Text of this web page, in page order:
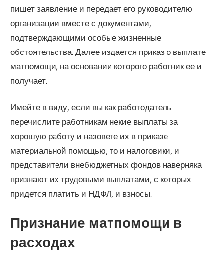
пишет заявление и передает его руководителю
организации вместе с документами,
подтверждающими особые жизненные
обстоятельства. Далее издается приказ о выплате
матпомощи, на основании которого работник ее и
получает.
Имейте в виду, если вы как работодатель
перечислите работникам некие выплаты за
хорошую работу и назовете их в приказе
материальной помощью, то и налоговики, и
представители внебюджетных фондов наверняка
признают их трудовыми выплатами, с которых
придется платить и НДФЛ, и взносы.
Признание матпомощи в
расходах